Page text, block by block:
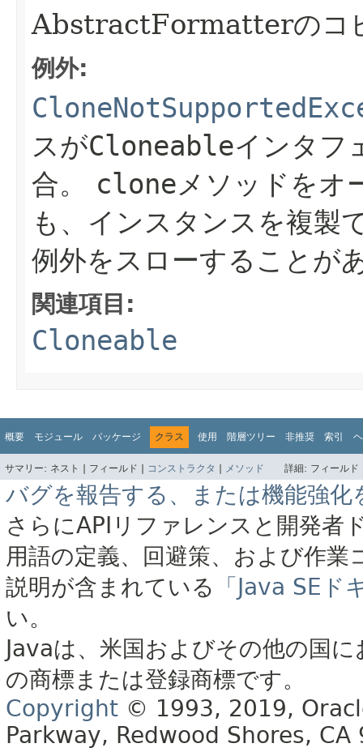
AbstractFormatterのコ
例外:
スがCloneableインタフ
合。
cloneメソッドをオ
も、インスタンスを複製
例外をスローすることが
関連項目:
Cloneable
概要 モジュール パッケージ クラス 使用 階層ツリー 非推奨 索引
サマリー: ネスト | フィールド | コンストラクタ | メソッド 詳細: フィール
バグを報告する、または機能強化
さらにAPIリファレンスと開発者
用語の定義、回避策、および作
説明が含まれている
「Java SE
い。
Javaは、米国およびその他の国
の商標または登録商標です。
Copyright © 1993, 2019,
Parkway, Redwood Shores, CA